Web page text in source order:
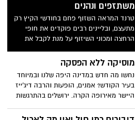
משתזפים ונהנים
טרנד המראה השזוף פחם בחודשי הקיץ רק
מתעצם, ובליינים רבים פוקדים את חופי
הרחצה ומכוני השיזוף על מנת לקבל את
מיוחד שאנו עובדים עליו קשה בקיץ, נועד
לסמל את החופש הרגעי והאוויר הנעים, וגם
משמש לתמונות הגלריה של המסיבות הכי
שוות. עדשה, עדשה כל כך חדה, מי הכי
שזופה? מי שהעדשה תקלוט הכי שחומה
תזכה לפתוח את עמוד הגלריה
מוסיקה ללא הפסקה
נחשו מה חדש במדינה היפה שלנו ובמיוחד
בעיר הקודש? אמנים, הופעות והרבה דיג'ייז
היישר מאירופה הקרה. ירושלים בהתרגשות
ומוסיקליים בפרט. מהן העלויות שצפויות לנו